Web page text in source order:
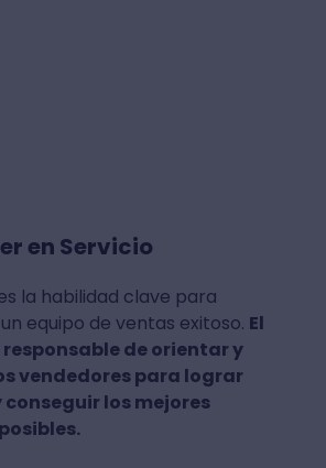
en Servicio
la habilidad clave para
equipo de ventas exitoso. El
de orientar y
vendedores para lograr
conseguir los mejores